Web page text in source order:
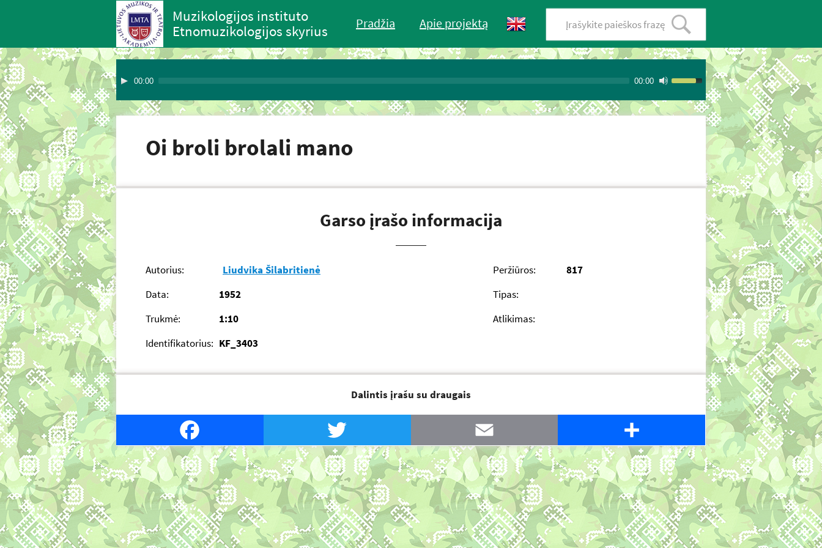
Muzikologijos instituto
Etnomuzikologijos skyrius
Pradžia Apie projektą
00:00 00:00
Oi broli brolali mano
Garso įrašo informacija
Autorius: Liudvika Šilabritienė Peržiūros:
817
Data:
1952
Tipas:
Trukmė:
1:10
Atlikimas:
Identifikatorius: KF_3403
Dalintis įrašu su draugais
Facebook Twitter Email Share